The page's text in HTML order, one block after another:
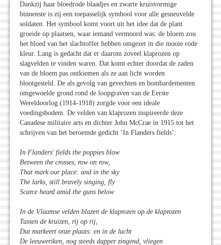
Dankzij haar bloedrode blaadjes en zwarte kruisvormige
binnenste is zij een toepasselijk symbool voor alle gesneuvelde
soldaten. Het symbool komt voort uit het idee dat de plant
groeide op plaatsen, waar iemand vermoord was: de bloem zou
het bloed van het slachtoffer hebben omgezet in die mooie rode
kleur. Lang is gedacht dat er daarom zoveel klaprozen op
slagvelden te vinden waren. Dat komt echter doordat de zaden
van de bloem pas ontkiemen als ze aan licht worden
blootgesteld. De als gevolg van gevechten en bombardementen
omgewoelde grond rond de loopgraven van de Eerste
Wereldoorlog (1914-1918) zorgde voor een ideale
voedingsbodem. De velden van klaprozen inspireerde deze
Canadese militaire arts en dichter John McCrae in 1915 tot het
schrijven van het beroemde gedicht ‘In Flanders fields’:
In Flanders' fields the poppies blow
Between the crosses, row on row,
That mark our place: and in the sky
The larks, still bravely singing, fly
Scarce heard amid the guns below
In de Vlaamse velden blazen de klaprozen op de klaprozen
Tussen de kruizen, rij op rij,
Dat markeert onze plaats: en in de lucht
De leeuweriken, nog steeds dapper zingend, vliegen